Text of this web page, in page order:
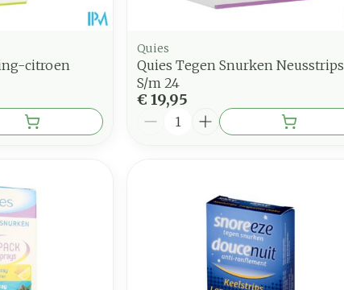
citroen
Quies
Quies Tegen Snurken Neusstrips
S/m 24
€ 19,95
Aantal